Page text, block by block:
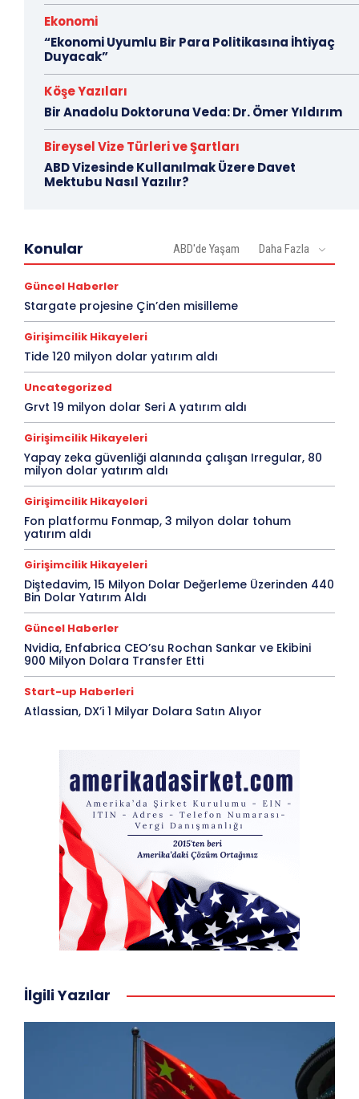
Ekonomi
“Ekonomi Uyumlu Bir Para Politikasına İhtiyaç
Duyacak”
Köşe Yazıları
Bir Anadolu Doktoruna Veda: Dr. Ömer Yıldırım
Bireysel Vize Türleri ve Şartları
ABD Vizesinde Kullanılmak Üzere Davet
Mektubu Nasıl Yazılır?
Konular ABD'de Yaşam Daha Fazla
Güncel Haberler
Stargate projesine Çin’den misilleme
Girişimcilik Hikayeleri
Tide 120 milyon dolar yatırım aldı
Uncategorized
Grvt 19 milyon dolar Seri A yatırım aldı
Girişimcilik Hikayeleri
Yapay zeka güvenliği alanında çalışan Irregular, 80
milyon dolar yatırım aldı
Girişimcilik Hikayeleri
Fon platformu Fonmap, 3 milyon dolar tohum
yatırım aldı
Girişimcilik Hikayeleri
Diştedavim, 15 Milyon Dolar Değerleme Üzerinden 440
Bin Dolar Yatırım Aldı
Güncel Haberler
Nvidia, Enfabrica CEO’su Rochan Sankar ve Ekibini
900 Milyon Dolara Transfer Etti
Start-up Haberleri
Atlassian, DX’i 1 Milyar Dolara Satın Alıyor
İlgili Yazılar